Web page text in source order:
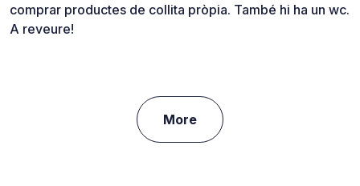
comprar productes de collita pròpia. També hi ha un wc.
A reveure!
More